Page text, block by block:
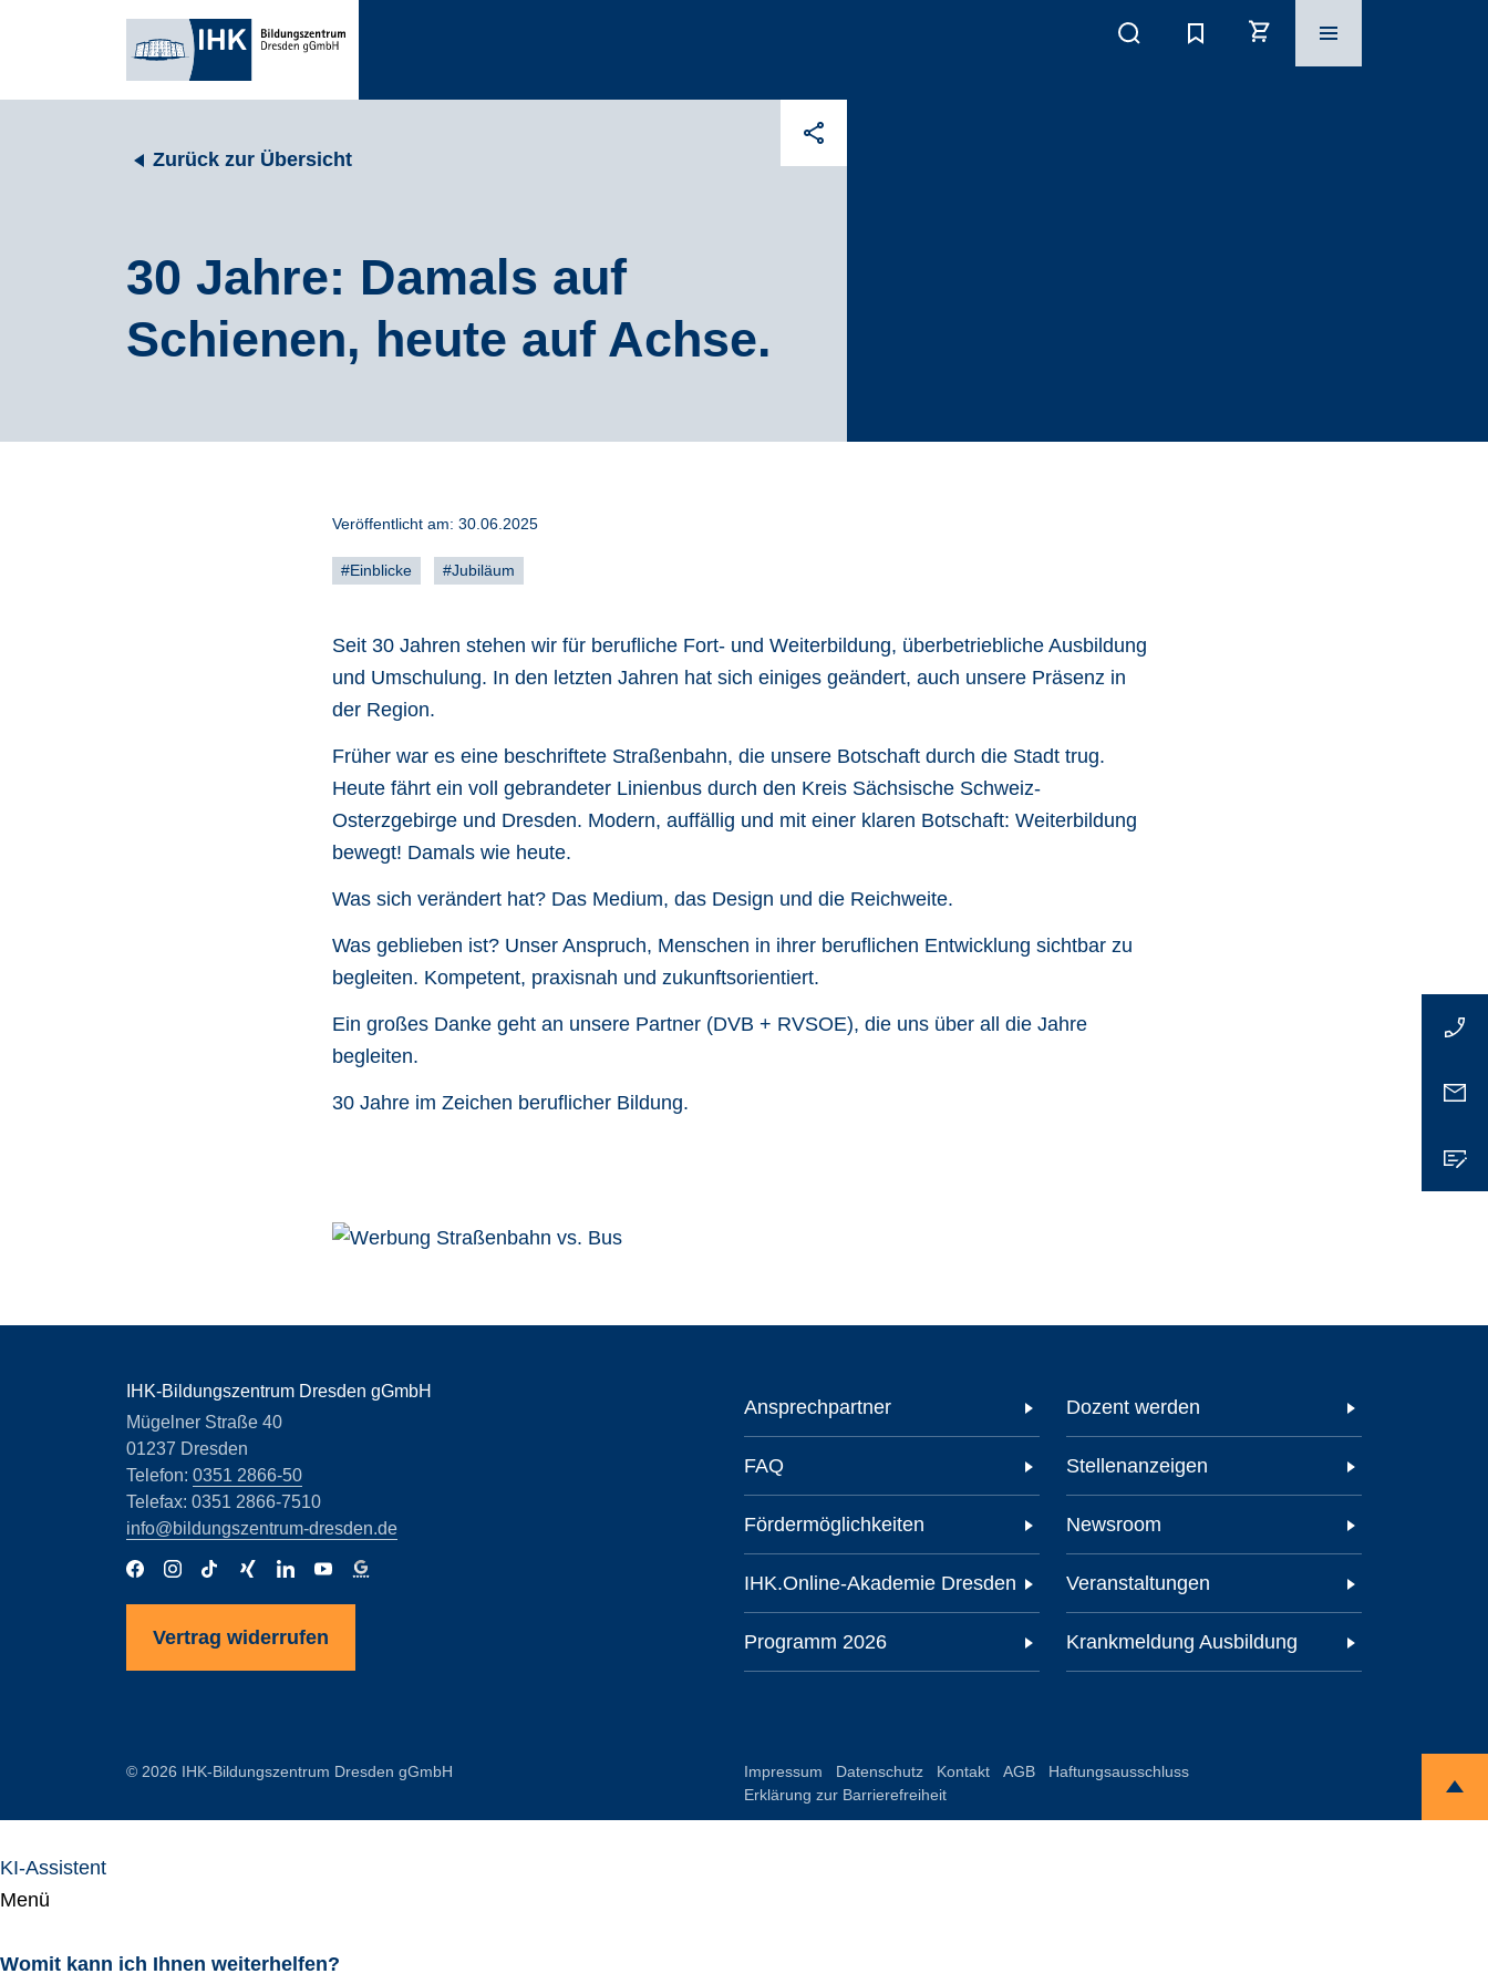
Zurück zur Übersicht
30 Jahre: Damals auf
Schienen, heute auf Achse.
Veröffentlicht am: 30.06.2025
#Einblicke #Jubiläum
Seit 30 Jahren stehen wir für berufliche Fort- und Weiterbildung, überbetriebliche Ausbildung
und Umschulung. In den letzten Jahren hat sich einiges geändert, auch unsere Präsenz in
der Region.
Früher war es eine beschriftete Straßenbahn, die unsere Botschaft durch die Stadt trug.
Heute fährt ein voll gebrandeter Linienbus durch den Kreis Sächsische Schweiz-
Osterzgebirge und Dresden. Modern, auffällig und mit einer klaren Botschaft: Weiterbildung
bewegt! Damals wie heute.
Was sich verändert hat? Das Medium, das Design und die Reichweite.
Was geblieben ist? Unser Anspruch, Menschen in ihrer beruflichen Entwicklung sichtbar zu
begleiten. Kompetent, praxisnah und zukunftsorientiert.
Ein großes Danke geht an unsere Partner (DVB + RVSOE), die uns über all die Jahre
begleiten.
30 Jahre im Zeichen beruflicher Bildung.
IHK-Bildungszentrum Dresden gGmbH
Mügelner Straße 40
01237 Dresden
Telefon: 0351 2866-50
Telefax: 0351 2866-7510
info@bildungszentrum-dresden.de
Vertrag widerrufen
Ansprechpartner Dozent werden
FAQ Stellenanzeigen
Fördermöglichkeiten Newsroom
IHK.Online-Akademie Dresden Veranstaltungen
Programm 2026 Krankmeldung Ausbildung
© 2026 IHK-Bildungszentrum Dresden gGmbH Impressum Datenschutz Kontakt AGB
Haftungsausschluss
Erklärung zur Barrierefreiheit
KI-Assistent
Menü
Womit kann ich Ihnen weiterhelfen?